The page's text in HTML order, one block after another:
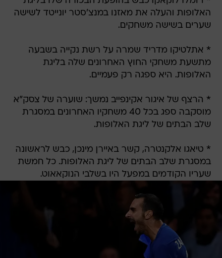
האלופות והעלה את מאזנו במנצ'סטר יונייטד לשישה
שערים בשישה משחקים.
* אתלטיקו מדריד שמרה על רשת נקייה בשבעה
מתשעת משחקי החוץ האחרונים שלה בליגת
האלופות. היא ספגה רק פעמיים.
* הרצף של איגור אקינפייב נמשך: שוערה של צסק"א
מוסקבה ספג בכל 40 משחקיו האחרונים במסגרת
שלב הבתים של ליגת האלופות.
* טיאגו אלקנטרה, קשר באיירן מינכן, כבש לראשונה
במסגרת שלב הבתים של ליגת האלופות. כל חמשת
שעריו הקודמים במפעל היו בשלבי הנוקאאוט.